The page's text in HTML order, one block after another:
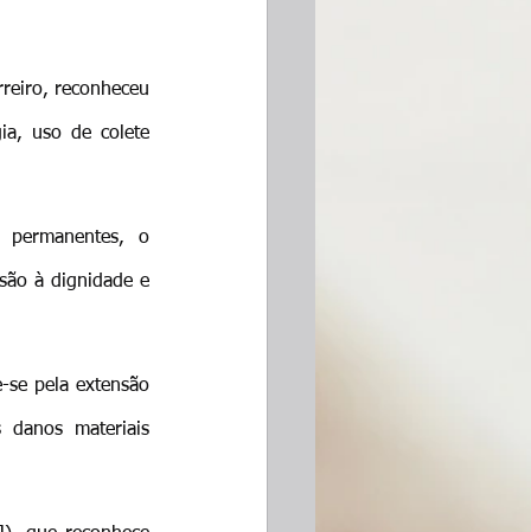
reconheceu
uso de colete
o
à dignidade e
pela extensão
materiais